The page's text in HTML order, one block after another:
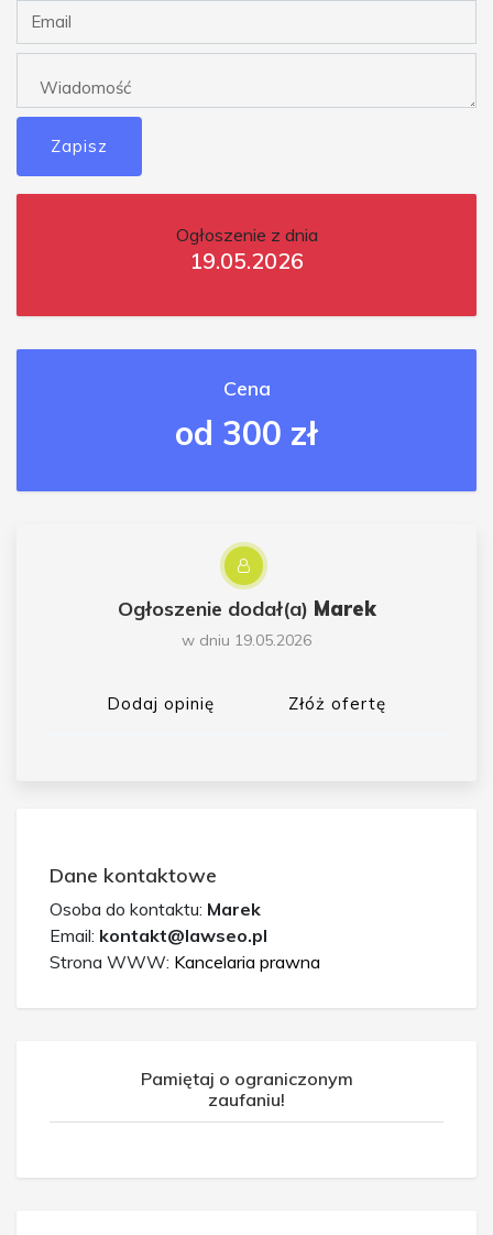
Zapisz
Ogłoszenie z dnia
19.05.2026
Cena
od 300 zł
Ogłoszenie dodał(a) Marek
w dniu 19.05.2026
Dodaj opinię Złóż ofertę
Dane kontaktowe
Osoba do kontaktu: Marek
Email: kontakt@lawseo.pl
Strona WWW: Kancelaria prawna
Pamiętaj o ograniczonym
zaufaniu!